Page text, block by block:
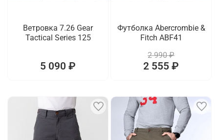
Ветровка 7.26 Gear
Tactical Series 125
5 090 ₽
Футболка Abercrombie &
Fitch ABF41
2 990 ₽
2 555 ₽